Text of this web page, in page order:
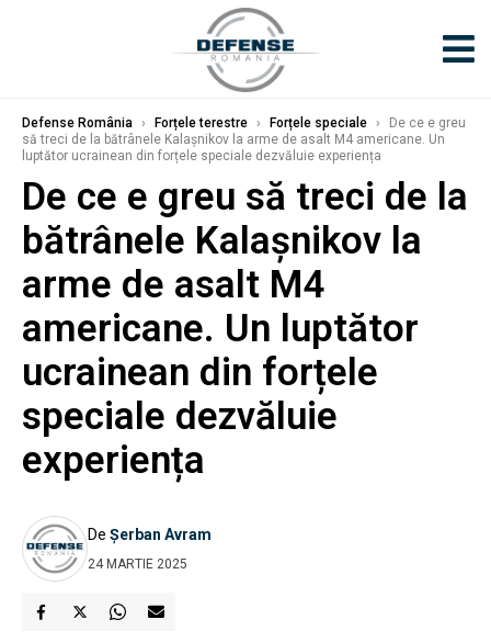
Defense România › Forțele terestre › Forțele speciale ›
De ce e greu
să treci de la bătrânele Kalașnikov la arme de asalt M4 americane. Un
luptător ucrainean din forțele speciale dezvăluie experiența
De ce e greu să treci de la
bătrânele Kalașnikov la
arme de asalt M4
americane. Un luptător
ucrainean din forțele
speciale dezvăluie
experiența
De Șerban Avram
24 MARTIE 2025